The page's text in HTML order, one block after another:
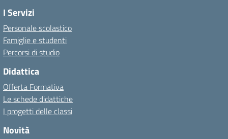
I Servizi
Personale scolastico
Famiglie e studenti
Percorsi di studio
Didattica
Offerta Formativa
Le schede didattiche
I progetti delle classi
Novità